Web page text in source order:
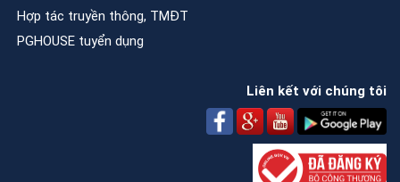
Hợp tác truyền thông, TMĐT
PGHOUSE tuyển dụng
Liên kết với chúng tôi